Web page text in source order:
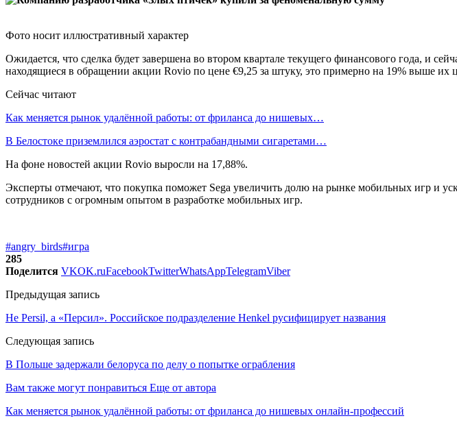
Фото носит иллюстративный характер
Ожидается, что сделка будет завершена во втором квартале текущего финансового года, и
находящиеся в обращении акции Rovio по цене €9,25 за штуку, это примерно на 19% выше
Сейчас читают
Как меняется рынок удалённой работы: от фриланса до нишевых…
В Белостоке приземлился аэростат с контрабандными сигаретами…
На фоне новостей акции Rovio выросли на 17,88%.
Эксперты отмечают, что покупка поможет Sega увеличить долю на рынке мобильных игр и
сотрудников с огромным опытом в разработке мобильных игр.
#angry_birds#игра
285
Поделится VKOK.ruFacebookTwitterWhatsAppTelegramViber
Предыдущая запись
Не Persil, а «Персил». Российское подразделение Henkel русифицирует названия
Следующая запись
В Польше задержали белоруса по делу о попытке ограбления
Вам также могут понравиться Еще от автора
Как меняется рынок удалённой работы: от фриланса до нишевых онлайн-профессий